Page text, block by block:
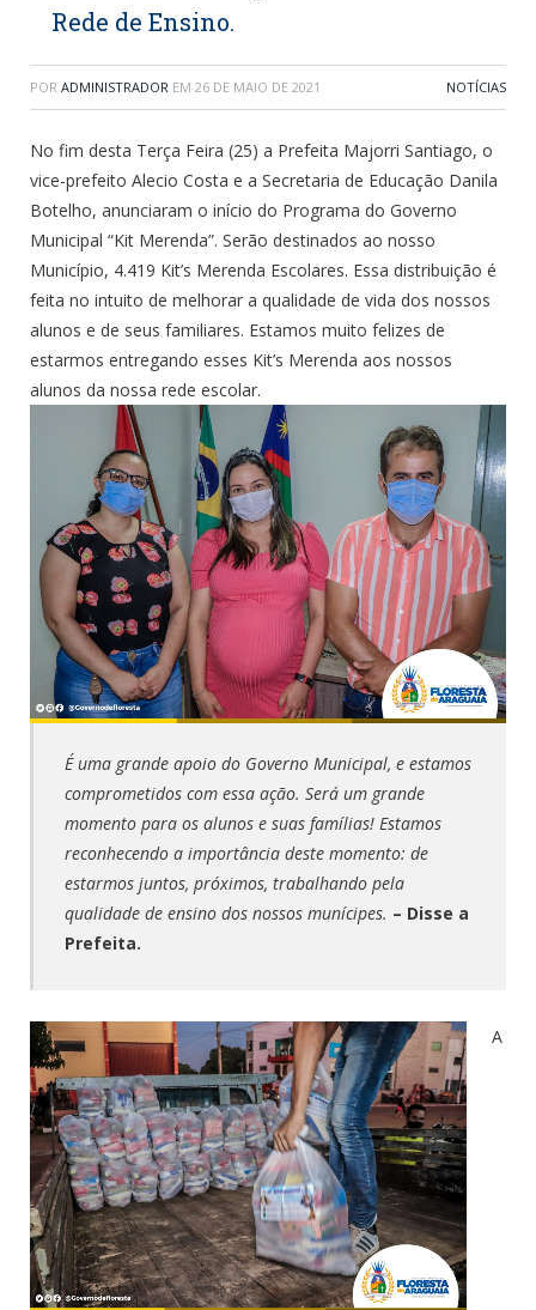
Rede de Ensino.
POR ADMINISTRADOR EM 26 DE MAIO DE 2021 NOTÍCIAS
No fim desta Terça Feira (25) a Prefeita Majorri Santiago, o
vice-prefeito Alecio Costa e a Secretaria de Educação Danila
Botelho, anunciaram o início do Programa do Governo
Municipal “Kit Merenda”. Serão destinados ao nosso
Município, 4.419 Kit’s Merenda Escolares. Essa distribuição é
feita no intuito de melhorar a qualidade de vida dos nossos
alunos e de seus familiares. Estamos muito felizes de
estarmos entregando esses Kit’s Merenda aos nossos
alunos da nossa rede escolar.
É uma grande apoio do Governo Municipal, e estamos
comprometidos com essa ação. Será um grande
momento para os alunos e suas famílias! Estamos
reconhecendo a importância deste momento: de
estarmos juntos, próximos, trabalhando pela
qualidade de ensino dos nossos munícipes. – Disse a
Prefeita.
A